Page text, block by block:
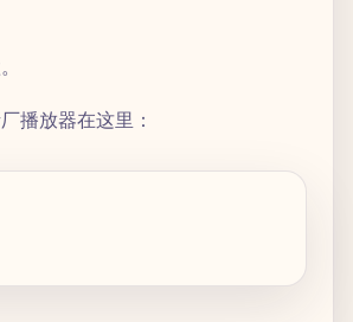
播放器在这里：